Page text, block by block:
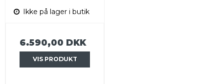
Ikke på lager i butik
6.590,00 DKK
VIS PRODUKT